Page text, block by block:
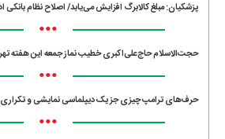
پزشکیان: مبلغ کالابرگ افزایش می‌یابد/ اصلاح نظام بانکی
•••
حجت‌الاسلام حاج‌علی‌اکبری خطیب نماز جمعه این هفته
•••
حرف‌های ترامپ چیزی جز یک دیپلماسی نمایشی و
•••